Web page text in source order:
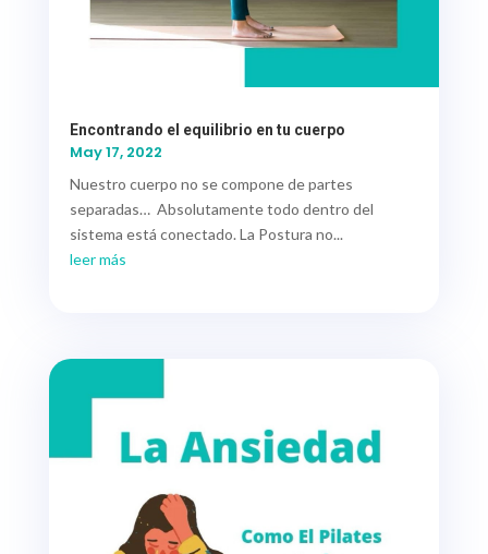
Encontrando el equilibrio en tu cuerpo
May 17, 2022
Nuestro cuerpo no se compone de partes
separadas… Absolutamente todo dentro del
sistema está conectado. La Postura no...
leer más